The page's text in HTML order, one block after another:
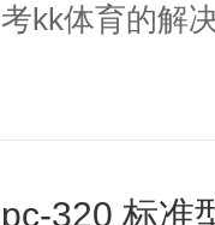
考kk体育的解
pc-320 标准